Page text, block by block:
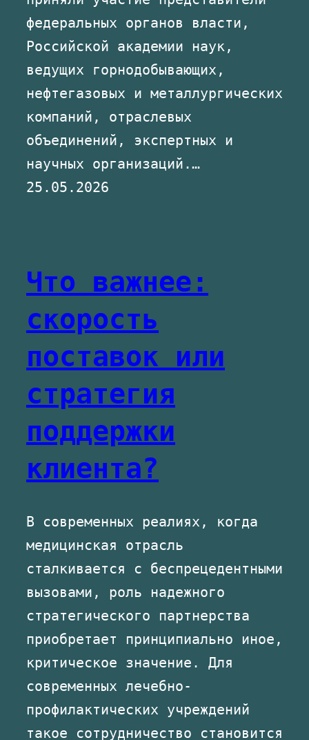
федеральных органов власти,
Российской академии наук,
ведущих горнодобывающих,
нефтегазовых и металлургических
компаний, отраслевых
объединений, экспертных и
научных организаций.…
25.05.2026
Что важнее:
скорость
поставок или
стратегия
поддержки
клиента?
В современных реалиях, когда
медицинская отрасль
сталкивается с беспрецедентными
вызовами, роль надежного
стратегического партнерства
приобретает принципиально иное,
критическое значение. Для
современных лечебно-
профилактических учреждений
такое сотрудничество становится